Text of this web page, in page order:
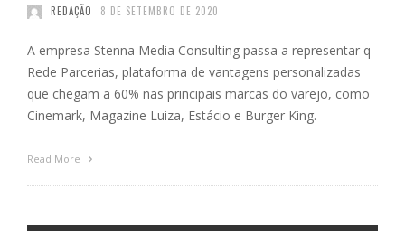
REDAÇÃO 8 DE SETEMBRO DE 2020
A empresa Stenna Media Consulting passa a representar q
Rede Parcerias, plataforma de vantagens personalizadas
que chegam a 60% nas principais marcas do varejo, como
Cinemark, Magazine Luiza, Estácio e Burger King.
Read More